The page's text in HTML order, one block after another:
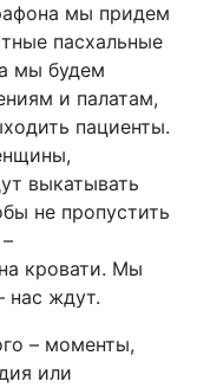
мы придем
пасхальные
мы будем
и палатам,
пациенты.
выкатывать
не пропустить
кровати. Мы
нас ждут.
– моменты,
или